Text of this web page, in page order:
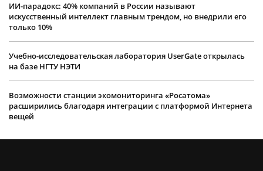
ИИ-парадокс: 40% компаний в России называют
искусственный интеллект главным трендом, но внедрили его
только 10%
Учебно-исследовательская лаборатория UserGate открылась
на базе НГТУ НЭТИ
Возможности станции экомониторинга «Росатома»
расширились благодаря интеграции с платформой Интернета
вещей